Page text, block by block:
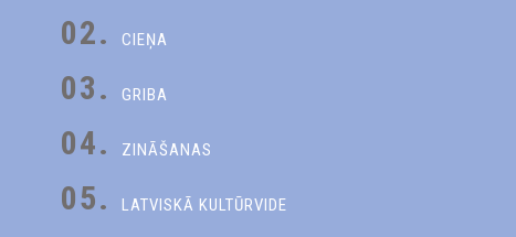
02. CIEŅA
03. GRIBA
04. ZINĀŠANAS
05. LATVISKĀ KULTŪRVIDE